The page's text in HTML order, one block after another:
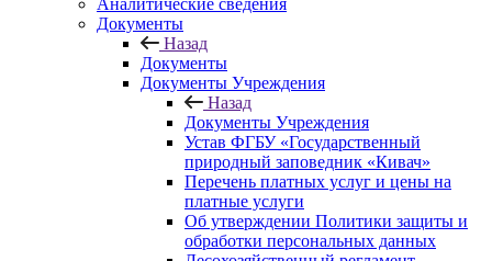
Аналитические сведения
Документы
Назад
Документы
Документы Учреждения
Назад
Документы Учреждения
Устав ФГБУ «Государственный
природный заповедник «Кивач»
Перечень платных услуг и цены на
платные услуги
Об утверждении Политики защиты и
обработки персональных данных